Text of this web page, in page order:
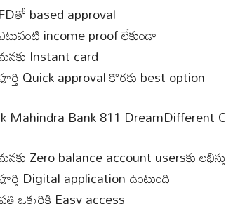
FDతో based approval
income proof లేకుండా
Instant card
Quick approval కొరకు best option
Mahindra Bank 811 DreamDifferent
Zero balance account usersకు
Digital application ఉంటుంది